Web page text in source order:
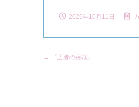
2025年10月11日
← 「王者の挑戦」